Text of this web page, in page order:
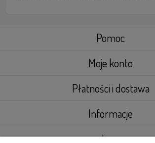
Pomoc
Moje konto
Płatności i dostawa
Informacje
Inne